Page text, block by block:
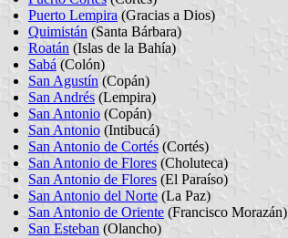
Puerto Lempira (Gracias a Dios)
Quimistán (Santa Bárbara)
Roatán (Islas de la Bahía)
Sabá (Colón)
San Agustín (Copán)
San Andrés (Lempira)
San Antonio (Copán)
San Antonio (Intibucá)
San Antonio de Cortés (Cortés)
San Antonio de Flores (Choluteca)
San Antonio de Flores (El Paraíso)
San Antonio del Norte (La Paz)
San Antonio de Oriente (Francisco Morazán)
San Esteban (Olancho)